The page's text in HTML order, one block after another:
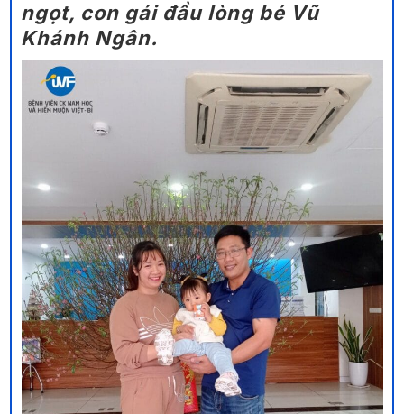
ngọt, con gái đầu lòng bé Vũ
Khánh Ngân.